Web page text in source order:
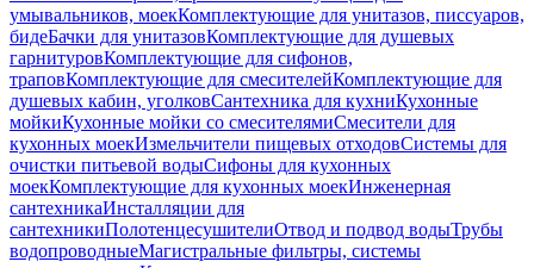
умывальников, моекКомплектующие для унитазов, писсуаров,
бидеБачки для унитазовКомплектующие для душевых
гарнитуровКомплектующие для сифонов,
траповКомплектующие для смесителейКомплектующие для
душевых кабин, уголковСантехника для кухниКухонные
мойкиКухонные мойки со смесителямиСмесители для
кухонных моекИзмельчители пищевых отходовСистемы для
очистки питьевой водыСифоны для кухонных
моекКомплектующие для кухонных моекИнженерная
сантехникаИнсталляции для
сантехникиПолотенцесушителиОтвод и подвод водыТрубы
водопроводныеМагистральные фильтры, системы